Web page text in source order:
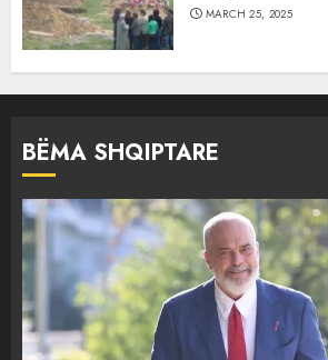
MARCH 25, 2025
BËMA SHQIPTARE